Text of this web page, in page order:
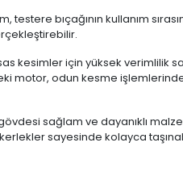
bıçağının kullanım
kesimler için yüksek
motor, odun kesme
sağlam ve dayanıklı
sayesinde kolayca